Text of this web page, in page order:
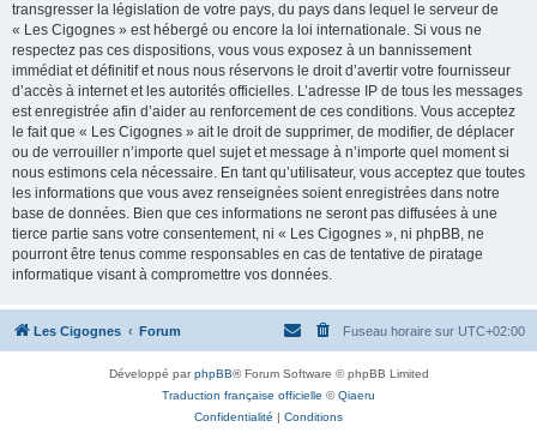
transgresser la législation de votre pays, du pays dans lequel le serveur de
« Les Cigognes » est hébergé ou encore la loi internationale. Si vous ne
respectez pas ces dispositions, vous vous exposez à un bannissement
immédiat et définitif et nous nous réservons le droit d’avertir votre fournisseur
d’accès à internet et les autorités officielles. L’adresse IP de tous les messages
est enregistrée afin d’aider au renforcement de ces conditions. Vous acceptez
le fait que « Les Cigognes » ait le droit de supprimer, de modifier, de déplacer
ou de verrouiller n’importe quel sujet et message à n’importe quel moment si
nous estimons cela nécessaire. En tant qu’utilisateur, vous acceptez que toutes
les informations que vous avez renseignées soient enregistrées dans notre
base de données. Bien que ces informations ne seront pas diffusées à une
tierce partie sans votre consentement, ni « Les Cigognes », ni phpBB, ne
pourront être tenus comme responsables en cas de tentative de piratage
informatique visant à compromettre vos données.
Les Cigognes Forum Fuseau horaire sur UTC+02:00
Développé parphpBB® Forum Software © phpBB Limited
Traduction française officielle ©Qiaeru
Confidentialité | Conditions